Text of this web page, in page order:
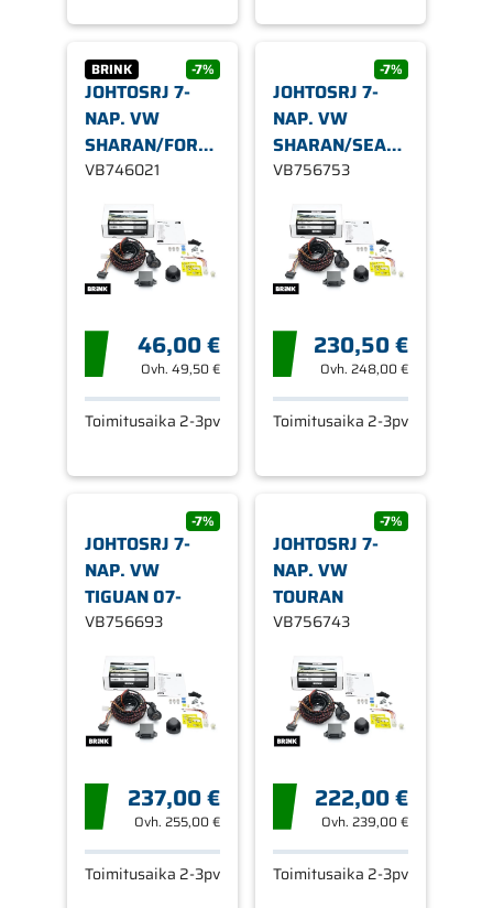
BRINK -7%
JOHTOSRJ 7-
NAP. VW
SHARAN/FORD
GALAXY/SEAT
VB746021
46,00 €
Ovh. 49,50 €
Toimitusaika 2-3pv
-7%
JOHTOSRJ 7-
NAP. VW
SHARAN/SEAT
ALHAMBRA
VB756753
230,50 €
Ovh.248,00 €
Toimitusaika 2-3pv
-7%
JOHTOSRJ 7-
NAP. VW
TIGUAN 07-
VB756693
237,00 €
Ovh. 255,00 €
Toimitusaika 2-3pv
-7%
JOHTOSRJ 7-
NAP. VW
TOURAN
VB756743
222,00 €
Ovh.239,00 €
Toimitusaika 2-3pv